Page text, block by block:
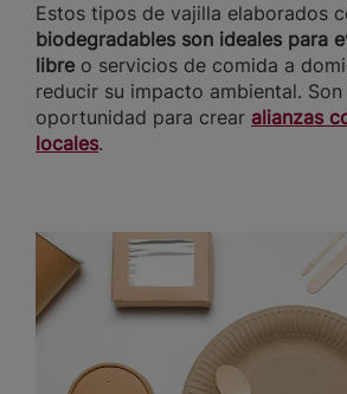
Estos tipos de vajilla elaborados
biodegradables son ideales para
libre o servicios de comida a
reducir su impacto ambiental. Son
oportunidad para crear alianzas
locales.